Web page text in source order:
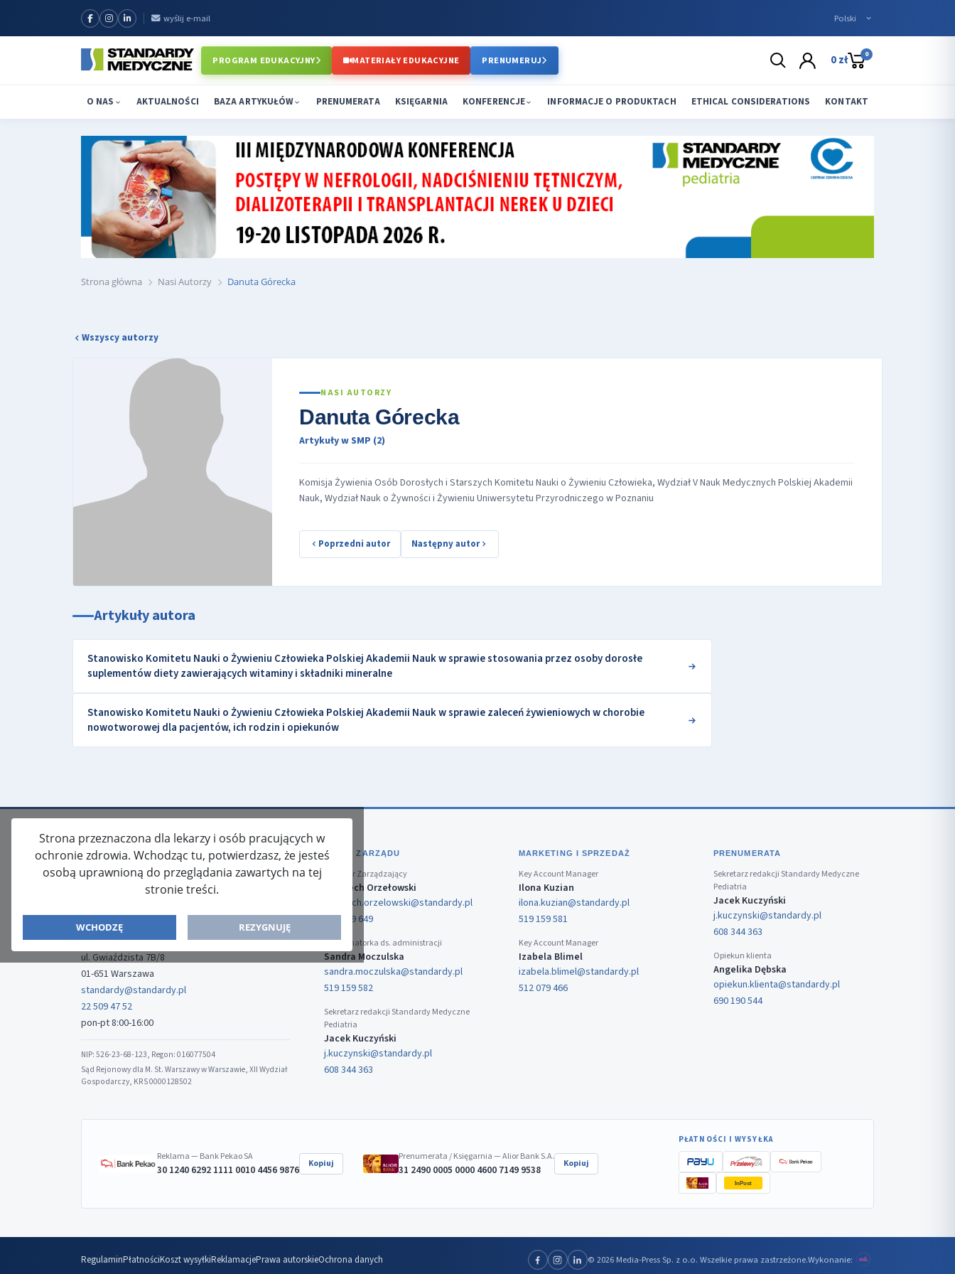
wyślij e-mail
PROGRAM EDUKACYJNY MATERIAŁY EDUKACYJNE PRENUMERUJ 0 zł 0
O NAS AKTUALNOŚCI BAZA ARTYKUŁÓW PRENUMERATA KSIĘGARNIA KONFERENCJE INFORMACJE O PRODUKTACH ETHICAL CONSIDERATIONS KONTAKT
Strona główna Nasi Autorzy Danuta Górecka
Wszyscy autorzy
NASI AUTORZY
Danuta Górecka
Artykuły w SMP (2)
Komisja Żywienia Osób Dorosłych i Starszych Komitetu Nauki o Żywieniu Człowieka, Wydział V Nauk Medycznych Polskiej Akademii
Nauk, Wydział Nauk o Żywności i Żywieniu Uniwersytetu Przyrodniczego w Poznaniu
Poprzedni autor Następny autor
Artykuły autora
Stanowisko Komitetu Nauki o Żywieniu Człowieka Polskiej Akademii Nauk w sprawie stosowania przez osoby dorosłe
suplementów diety zawierających witaminy i składniki mineralne
Stanowisko Komitetu Nauki o Żywieniu Człowieka Polskiej Akademii Nauk w sprawie zaleceń żywieniowych w chorobie
nowotworowej dla pacjentów, ich rodzin i opiekunów
Strona przeznaczona dla lekarzy i osób pracujących w
ochronie zdrowia. Wchodząc tu, potwierdzasz, że jesteś
osobą uprawnioną do przeglądania zawartych na tej
stronie treści.
WCHODZĘ REZYGNUJĘ
ISSN: 2080-5438
Media-Press Sp. z o.o.
ul. Gwiaździsta 7B/8
01-651 Warszawa
standardy@standardy.pl
22 509 47 52
pon-pt 8:00-16:00
NIP: 526-23-68-123, Regon: 016077504
Sąd Rejonowy dla M. St. Warszawy w Warszawie, XII Wydział
Gospodarczy, KRS 0000128502
BIURO ZARZĄDU
Dyrektor Zarządzający
Wojciech Orzełowski
wojciech.orzelowski@standardy.pl
519 159 649
Koordynatorka ds. administracji
Sandra Moczulska
sandra.moczulska@standardy.pl
519 159 582
Sekretarz redakcji Standardy Medyczne
Pediatria
Jacek Kuczyński
j.kuczynski@standardy.pl
608 344 363
MARKETING I SPRZEDAŻ
Key Account Manager
Ilona Kuzian
ilona.kuzian@standardy.pl
519 159 581
Key Account Manager
Izabela Blimel
izabela.blimel@standardy.pl
512 079 466
PRENUMERATA
Sekretarz redakcji Standardy Medyczne
Pediatria
Jacek Kuczyński
j.kuczynski@standardy.pl
608 344 363
Opiekun klienta
Angelika Dębska
opiekun.klienta@standardy.pl
690 190 544
Reklama — Bank Pekao SA
30 1240 6292 1111 0010 4456 9876 Kopiuj
Prenumerata / Księgarnia — Alior Bank S.A.
31 2490 0005 0000 4600 7149 9538 Kopiuj
PŁATNOŚCI I WYSYŁKA
InPost
RegulaminPłatnościKoszt wysyłkiReklamacjePrawa autorskieOchrona danych © 2026 Media-Press Sp. z o.o. Wszelkie prawa zastrzeżone.Wykonanie: